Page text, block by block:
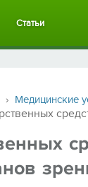
Статьи
› Медицинские